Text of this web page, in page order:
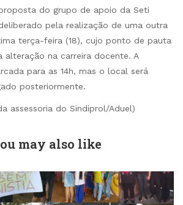
do grupo de apoio da Seti
pela realização de uma outra
terça-feira (18), cujo ponto de pauta
alteração na carreira docente. A
para as 14h, mas o local será
posteriormente.
assessoria do Sindiprol/Aduel)
may also like